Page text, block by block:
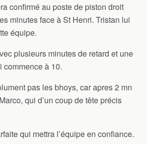
confirmé au poste de piston droit
minutes face à St Henri. Tristan lui
équipe.
plusieurs minutes de retard et une
commence à 10.
pas les bhoys, car apres 2 mn
qui d’un coup de tête précis
qui mettra l’équipe en confiance.